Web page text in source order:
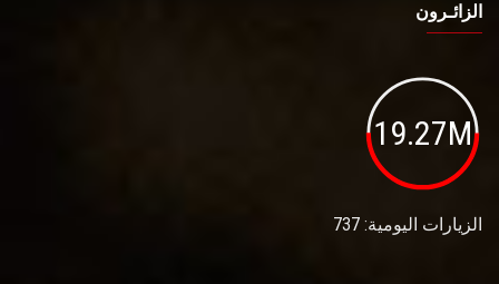
الزائـرون
19.27M
الزيارات اليومية: 737